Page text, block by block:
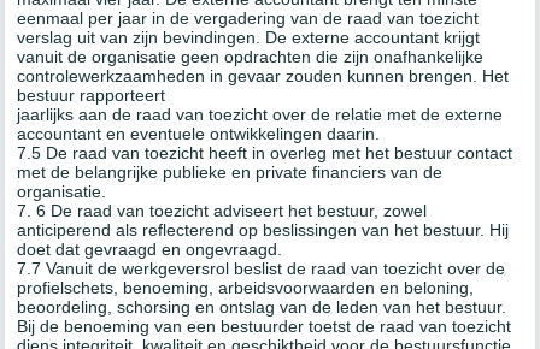
eenmaal per jaar in de vergadering van de raad van toezicht
verslag uit van zijn bevindingen. De externe accountant krijgt
vanuit de organisatie geen opdrachten die zijn onafhankelijke
controlewerkzaamheden in gevaar zouden kunnen brengen. Het
bestuur rapporteert
jaarlijks aan de raad van toezicht over de relatie met de externe
accountant en eventuele ontwikkelingen daarin.
7.5 De raad van toezicht heeft in overleg met het bestuur contact
met de belangrijke publieke en private financiers van de
organisatie.
7. 6 De raad van toezicht adviseert het bestuur, zowel
anticiperend als reflecterend op beslissingen van het bestuur. Hij
doet dat gevraagd en ongevraagd.
7.7 Vanuit de werkgeversrol beslist de raad van toezicht over de
profielschets, benoeming, arbeidsvoorwaarden en beloning,
beoordeling, schorsing en ontslag van de leden van het bestuur.
Bij de benoeming van een bestuurder toetst de raad van toezicht